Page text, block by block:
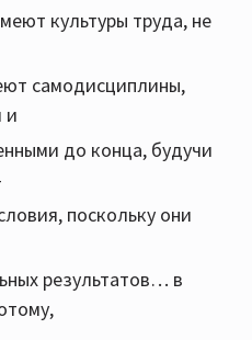
культуры труда, не
самодисциплины,
и
до конца, будучи
поскольку они
результатов… в